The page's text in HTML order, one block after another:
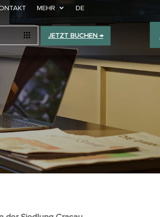
MEHR DE
JETZT BUCHEN →